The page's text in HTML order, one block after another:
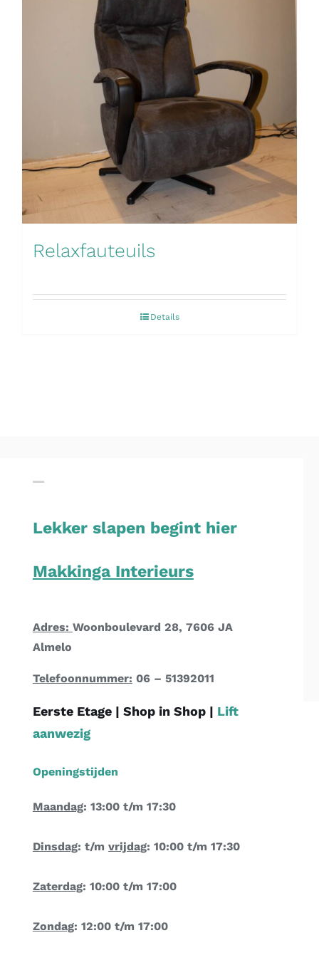
Relaxfauteuils
Details
Lekker slapen begint hier
Makkinga Interieurs
Adres: Woonboulevard 28, 7606 JA
Almelo
Telefoonnummer: 06 – 51392011
Eerste Etage | Shop in Shop | Lift
aanwezig
Openingstijden
Maandag: 13:00 t/m 17:30
Dinsdag: t/m vrijdag: 10:00 t/m 17:30
Zaterdag: 10:00 t/m 17:00
Zondag: 12:00 t/m 17:00